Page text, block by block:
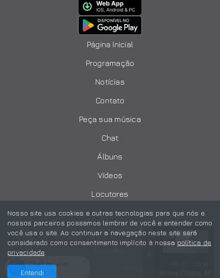
Bartielson Barros, Débora Costa, Mary Vitória e Julia
RADAR CULTURAL 02 do Canoar
Página Inicial
Programação
Notícias
Contato
Peça sua música
Chat
Álbuns
Vídeos
Locutores
Política de privacidade
Eventos
Nosso site usa cookies e outras tecnologias para que nós e
nossos parceiros possamos lembrar de você e entender como
você usa o site. Ao continuar a navegação neste site será
considerado como consentimento implícito à nossa política de
privacidade.
Entendi
Chat ao vivo
Online: